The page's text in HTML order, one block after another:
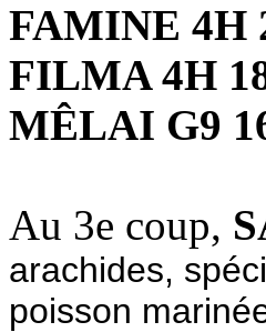
FAMINE 4H
FILMA 4H
MÊLAI G9
Au 3e coup,
arachides,
poisson